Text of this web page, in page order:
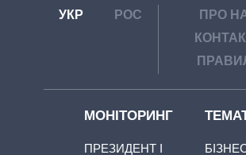
УКР РОС
ПРО
МОНІТОРИНГ
ПРЕЗИДЕНТ І